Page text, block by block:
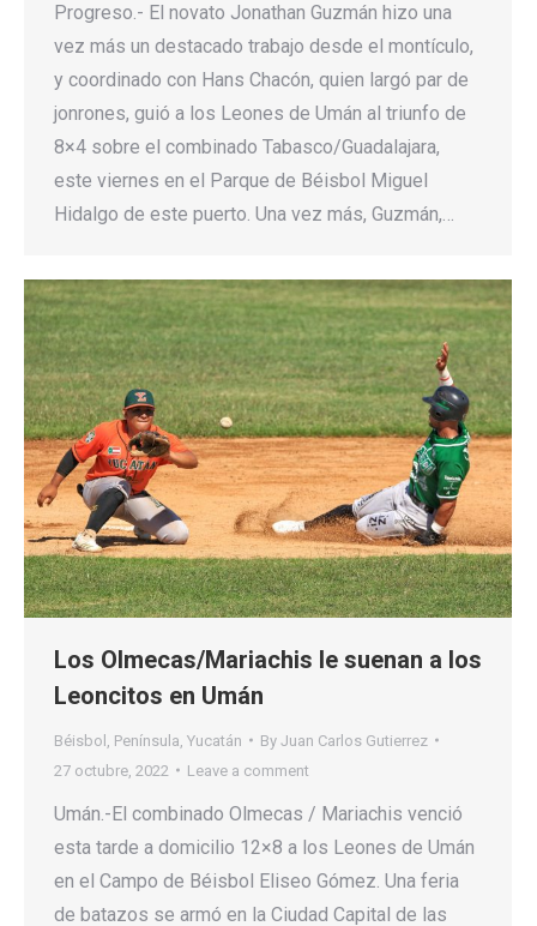
Progreso.- El novato Jonathan Guzmán hizo una
vez más un destacado trabajo desde el montículo,
y coordinado con Hans Chacón, quien largó par de
jonrones, guió a los Leones de Umán al triunfo de
8×4 sobre el combinado Tabasco/Guadalajara,
este viernes en el Parque de Béisbol Miguel
Hidalgo de este puerto. Una vez más, Guzmán,…
Los Olmecas/Mariachis le suenan a los
Leoncitos en Umán
Béisbol Península Yucatán By Juan Carlos Gutierrez
27 octubre, 2022
Leave a comment
Umán.-El combinado Olmecas / Mariachis venció
esta tarde a domicilio 12×8 a los Leones de Umán
en el Campo de Béisbol Eliseo Gómez. Una feria
de batazos se armó en la Ciudad Capital de las